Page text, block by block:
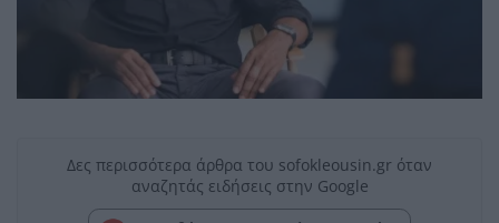
Δες περισσότερα άρθρα του sofokleousin.gr όταν
αναζητάς ειδήσεις στην Google